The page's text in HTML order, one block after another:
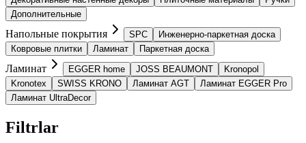
Дополнительные
Напольные покрытия SPС
Инженерно-паркетная доска
Ковровые плитки
Ламинат Паркетная доска
Ламинат EGGER home JOSS BEAUMONT
Kronopol
Kronotex
SWISS KRONO Ламинат AGT
Ламинат EGGER Pro
Ламинат UltraDecor
Filtrlar